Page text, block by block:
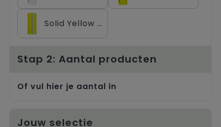
Solid Yellow Fluor Reflective
Stap 2: Aantal producten
Of vul hier je aantal in
Jouw selectie